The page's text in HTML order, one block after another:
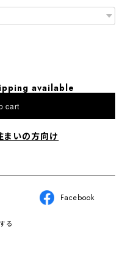
available
cart
まいの方向け
Facebook
る